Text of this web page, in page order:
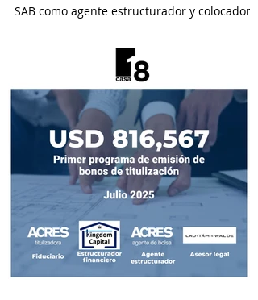
SAB como agente estructurador y colocador,